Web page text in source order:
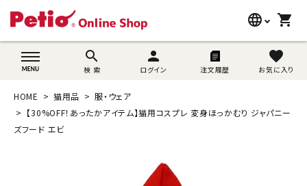
language
wovn-lang-name
shopping_cart
search
検 索
person
ログイン 注文履歴
favorite
お気に入り
search
猫用品
HOME 猫用品
服・ウェア
【30%OFF！あったかアイテム】猫用コスプレ 変身ほっかむり ジャパニー
ズフード エビ